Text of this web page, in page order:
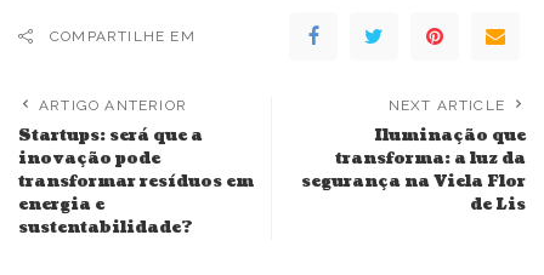
COMPARTILHE EM
ARTIGO ANTERIOR
Startups: será que a
inovação pode
transformar resíduos em
energia e
sustentabilidade?
NEXT ARTICLE
Iluminação que
transforma: a luz da
segurança na Viela Flor
de Lis